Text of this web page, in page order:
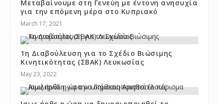
Μεταβαίνουμε στη Γενεύη με έντονη ανησυχία
για την επόμενη μέρα στο Κυπριακό
March 17, 2021
1η Διαβούλευση για το Σχέδιο Βιώσιμης
Κινητικότητας (ΣΒΑΚ) Λευκωσίας
May 23, 2022